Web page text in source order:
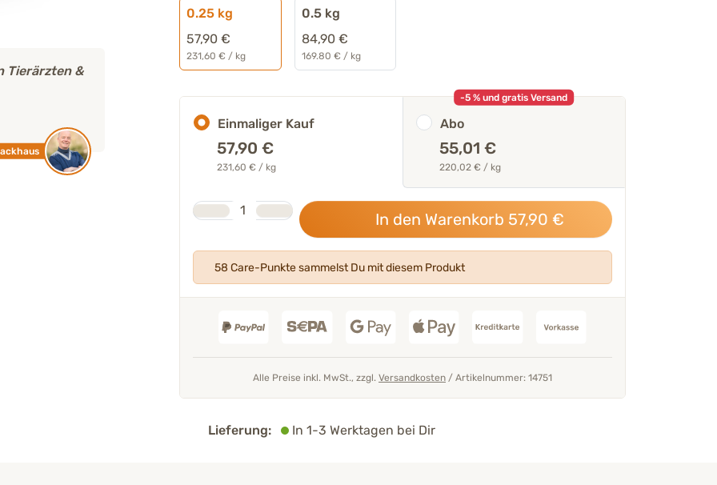
„Liefert Astaxanthin aus der Blutregenalge plus B-
Vitamine – zur ernährungsphysiologischen Begleitung
Mehr über unser Expertenteam
Geprüfte
0.25 kg
57,90 €
231,60 € / kg
0.5 kg
84,90 €
169.80 € / kg
Einmaliger Kauf
57,90 €
231,60 € / kg
-5 % und gratis Versand
Abo
55,01 €
220,02 € / kg
Anzahl
In den Warenkorb 57,90 €
58 Care-Punkte sammelst Du mit diesem Produkt
Alle Preise inkl. MwSt., zzgl. Versandkosten / Artikelnummer: 14751
Lieferung: In 1-3 Werktagen bei Dir